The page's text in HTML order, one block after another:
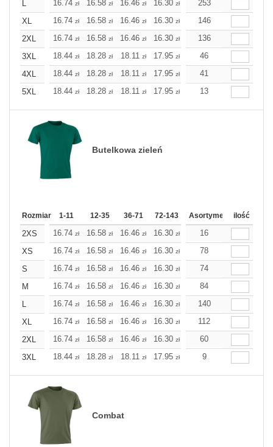
L
16.74 zł 16.58 zł 16.46 zł 16.30 zł 16.14zł
253
XL
16.74 zł 16.58 zł 16.46 zł 16.30 zł 16.14zł
146
2XL
16.74 zł 16.58 zł 16.46 zł 16.30 zł 16.14zł
136
3XL
18.44 zł 18.28 zł 18.11 zł 17.95 zł 17.79
46
4XL
18.44 zł 18.28 zł 18.11 zł 17.95 zł 17.79
41
5XL
18.44 zł 18.28 zł 18.11 zł 17.95 zł 17.79
13
Butelkowa zieleń
Rozmiar 1-11 12-35 36-71 72-143 144-287 288 Dodaj
Asortyment ilość
2XS 16.74 zł 16.58 zł 16.46 zł 16.30 zł 16.14
16
XS
16.74 zł 16.58 zł 16.46 zł 16.30 zł 16.14
78
S
16.74 zł 16.58 zł 16.46 zł 16.30 zł 16.14
74
M
16.74 zł 16.58 zł 16.46 zł 16.30 zł 16.14
84
L
16.74 zł 16.58 zł 16.46 zł 16.30 zł 16.14zł
140
XL
16.74 zł 16.58 zł 16.46 zł 16.30 zł 16.14zł
112
2XL
16.74 zł 16.58 zł 16.46 zł 16.30 zł 16.14
60
3XL
18.44 zł 18.28 zł 18.11 zł 17.95 zł 17.79
9
Combat